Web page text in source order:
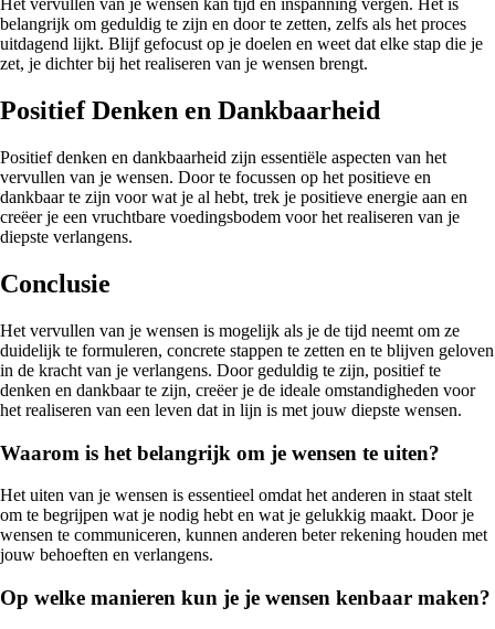
Het vervullen van je wensen kan tijd en inspanning vergen. Het is
belangrijk om geduldig te zijn en door te zetten, zelfs als het proces
uitdagend lijkt. Blijf gefocust op je doelen en weet dat elke stap die je
zet, je dichter bij het realiseren van je wensen brengt.
Positief Denken en Dankbaarheid
Positief denken en dankbaarheid zijn essentiële aspecten van het
vervullen van je wensen. Door te focussen op het positieve en
dankbaar te zijn voor wat je al hebt, trek je positieve energie aan en
creëer je een vruchtbare voedingsbodem voor het realiseren van je
diepste verlangens.
Conclusie
Het vervullen van je wensen is mogelijk als je de tijd neemt om ze
duidelijk te formuleren, concrete stappen te zetten en te blijven geloven
in de kracht van je verlangens. Door geduldig te zijn, positief te
denken en dankbaar te zijn, creëer je de ideale omstandigheden voor
het realiseren van een leven dat in lijn is met jouw diepste wensen.
Waarom is het belangrijk om je wensen te uiten?
Het uiten van je wensen is essentieel omdat het anderen in staat stelt
om te begrijpen wat je nodig hebt en wat je gelukkig maakt. Door je
wensen te communiceren, kunnen anderen beter rekening houden met
jouw behoeften en verlangens.
Op welke manieren kun je je wensen kenbaar maken?